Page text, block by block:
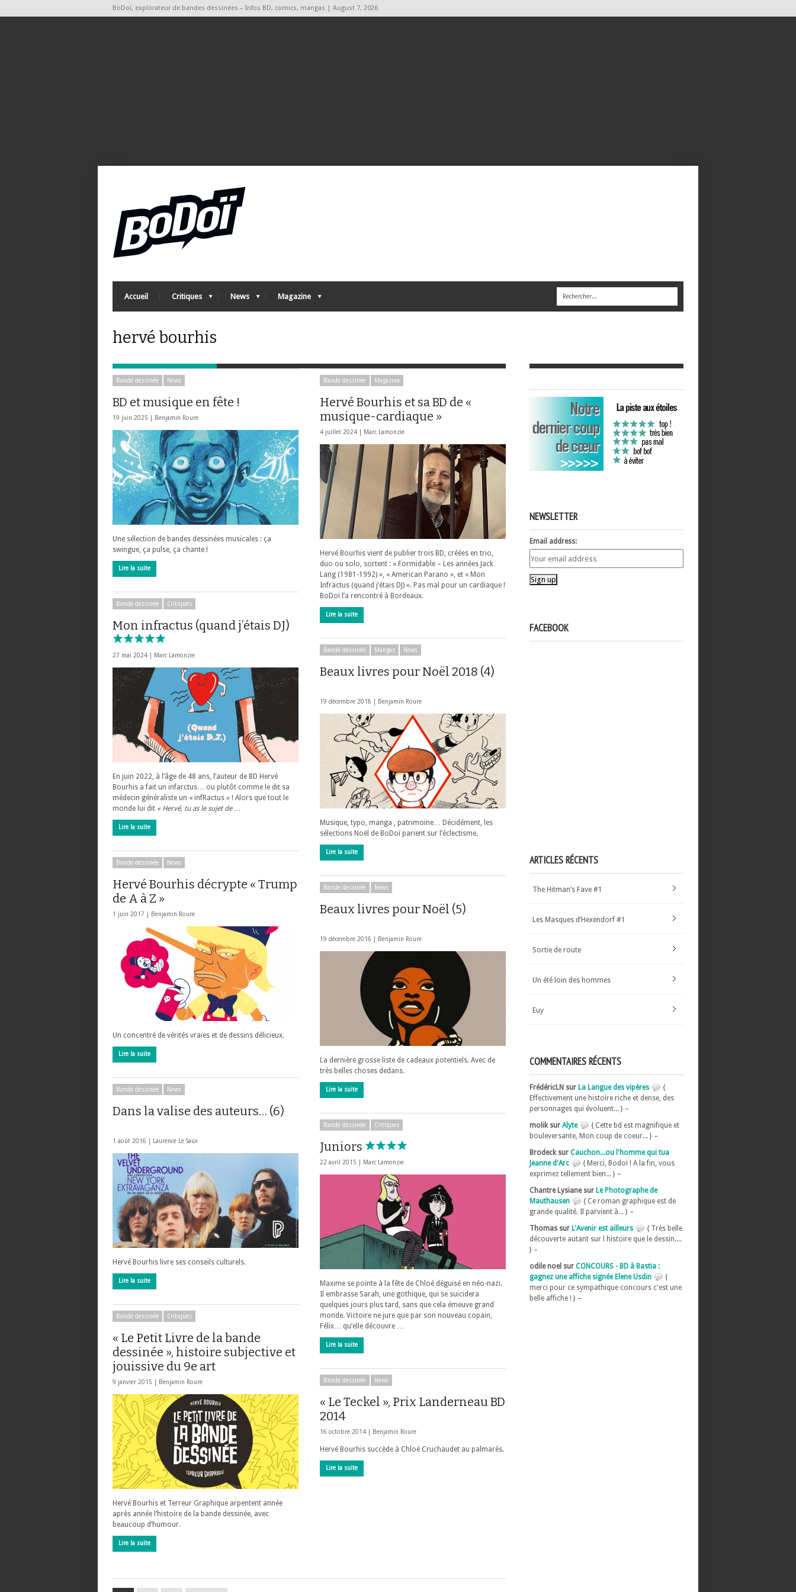
BoDoï, explorateur de bandes dessinées – Infos BD, comics, mangas | August 7, 2026
Accueil Critiques News Magazine
hervé bourhis
Bande dessinée News
BD et musique en fête !
19 juin 2025 | Benjamin Roure
Une sélection de bandes dessinées musicales : ça
swingue, ça pulse, ça chante !
Lire la suite
Bande dessinée Magazine
Hervé Bourhis et sa BD de «
musique-cardiaque »
4 juillet 2024 | Marc Lamonzie
Hervé Bourhis vient de publier trois BD, créées en trio,
duo ou solo, sortent : « Formidable – Les années Jack
Lang (1981-1992) », « American Parano », et « Mon
Infractus (quand j’étais DJ) ». Pas mal pour un cardiaque !
BoDoï l’a rencontré à Bordeaux.
Lire la suite
Bande dessinée Critiques
Mon infractus (quand j’étais DJ)
27 mai 2024 | Marc Lamonzie
En juin 2022, à l’âge de 48 ans, l’auteur de BD Hervé
Bourhis a fait un infarctus… ou plutôt comme le dit sa
médecin généraliste un « infRactus » ! Alors que tout le
monde lui dit « Hervé, tu as le sujet de …
Lire la suite
Bande dessinée Mangas News
Beaux livres pour Noël 2018 (4)
19 décembre 2018 | Benjamin Roure
Musique, typo, manga , patrimoine… Décidément, les
sélections Noël de BoDoï parient sur l’éclectisme.
Lire la suite
Bande dessinée
News
Hervé Bourhis décrypte « Trump
de A à Z »
1 juin 2017 | Benjamin Roure
Un concentré de vérités vraies et de dessins délicieux.
Lire la suite
Bande dessinée News
Beaux livres pour Noël (5)
19 décembre 2016 | Benjamin Roure
La dernière grosse liste de cadeaux potentiels. Avec de
très belles choses dedans.
Lire la suite
Bande dessinée News
Dans la valise des auteurs… (6)
1 août 2016 | Laurence Le Saux
Hervé Bourhis livre ses conseils culturels.
Lire la suite
Bande dessinée Critiques
Juniors
22 avril 2015 | Marc Lamonzie
Maxime se pointe à la fête de Chloé déguisé en néo-nazi.
Il embrasse Sarah, une gothique, qui se suicidera
quelques jours plus tard, sans que cela émeuve grand
monde. Victoire ne jure que par son nouveau copain,
Félix… qu’elle découvre …
Lire la suite
Bande dessinée Critiques
« Le Petit Livre de la bande
dessinée », histoire subjective et
jouissive du 9e art
9 janvier 2015 | Benjamin Roure
Hervé Bourhis et Terreur Graphique arpentent année
après année l’histoire de la bande dessinée, avec
beaucoup d’humour.
Lire la suite
Bande dessinée News
« Le Teckel », Prix Landerneau BD
2014
16 octobre 2014 | Benjamin Roure
Hervé Bourhis succède à Chloé Cruchaudet au palmarès.
Lire la suite
NEWSLETTER
Email address:
FACEBOOK
ARTICLES RÉCENTS
The Hitman’s Fave #1
Les Masques d’Hexendorf #1
Sortie de route
Un été loin des hommes
Euy
COMMENTAIRES RÉCENTS
FrédéricLN sur La Langue des vipères
{
Effectivement une histoire riche et dense, des
personnages qui évoluent... } –
molik sur Alyte
{ Cette bd est magnifique et
bouleversante, Mon coup de coeur... } –
Brodeck sur Cauchon...ou l'homme qui tua
Jeanne d'Arc
{ Merci, Bodoï ! A la fin, vous
exprimez tellement bien... } –
Chantre Lysiane sur Le Photographe de
Mauthausen
{ Ce roman graphique est de
grande qualité. Il parvient à... } –
Thomas sur L'Avenir est ailleurs
{ Très belle
découverte autant sur l histoire que le dessin....
} –
odile noel sur CONCOURS - BD à Bastia :
gagnez une affiche signée Elene Usdin
{
merci pour ce sympathique concours c'est une
belle affiche ! } –